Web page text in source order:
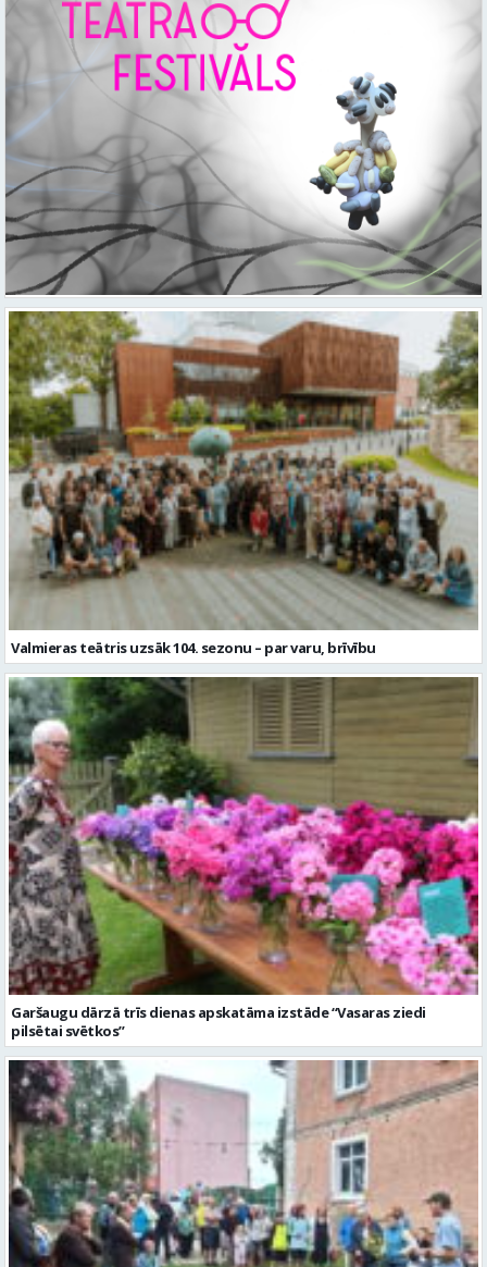
Valmieras teātris uzsāk 104. sezonu – par varu, brīvību
Garšaugu dārzā trīs dienas apskatāma izstāde “Vasaras ziedi
pilsētai svētkos”